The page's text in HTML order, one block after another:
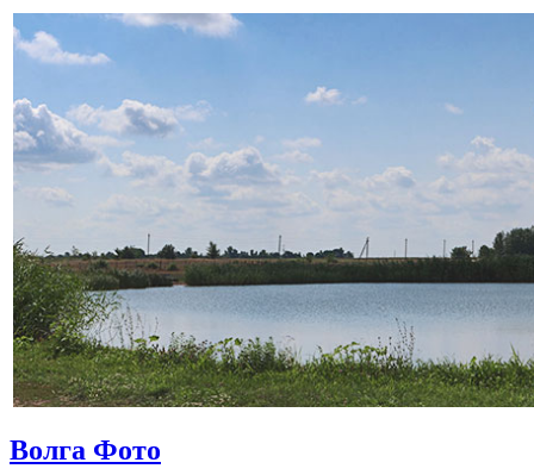
Волга Фото